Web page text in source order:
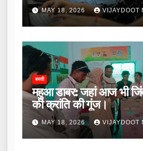
MAY 18, 2026 VIJAYDOOT
बस्ती
महुआ डाबर: जहां आज भी
की क्रांति की गूंज।
MAY 18, 2026 VIJAYDOOT